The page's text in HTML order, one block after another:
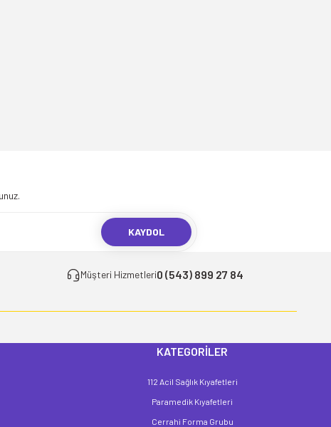
KAYDOL
Müşteri Hizmetleri0 (543) 899 27 84
KATEGORİLER
112 Acil Sağlık Kıyafetleri
Paramedik Kıyafetleri
Cerrahi Forma Grubu